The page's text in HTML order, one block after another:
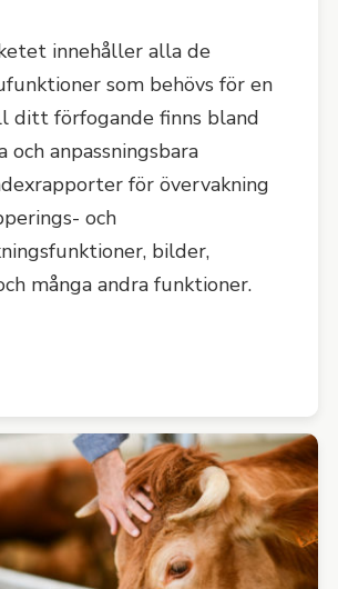
innehåller alla de
som behövs för en
ditt förfogande finns bland
och anpassningsbara
för övervakning
och
bilder,
många andra funktioner.